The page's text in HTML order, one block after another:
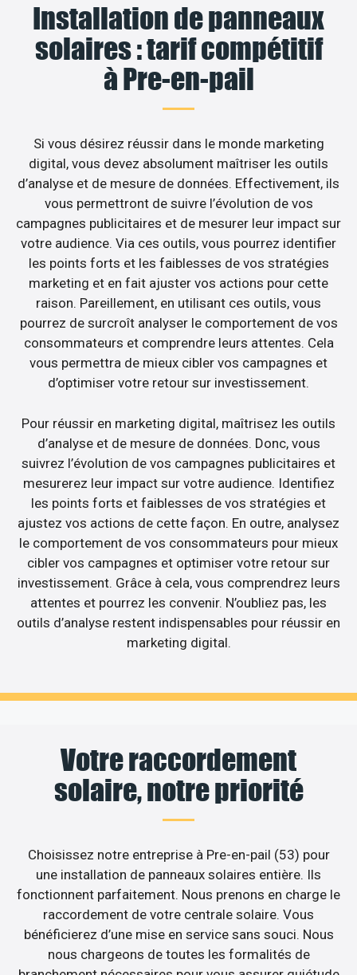
Installation de panneaux
solaires : tarif compétitif
à Pre-en-pail
Si vous désirez réussir dans le monde marketing
digital, vous devez absolument maîtriser les outils
d’analyse et de mesure de données. Effectivement, ils
vous permettront de suivre l’évolution de vos
campagnes publicitaires et de mesurer leur impact sur
votre audience. Via ces outils, vous pourrez identifier
les points forts et les faiblesses de vos stratégies
marketing et en fait ajuster vos actions pour cette
raison. Pareillement, en utilisant ces outils, vous
pourrez de surcroît analyser le comportement de vos
consommateurs et comprendre leurs attentes. Cela
vous permettra de mieux cibler vos campagnes et
d’optimiser votre retour sur investissement.
Pour réussir en marketing digital, maîtrisez les outils
d’analyse et de mesure de données. Donc, vous
suivrez l’évolution de vos campagnes publicitaires et
mesurerez leur impact sur votre audience. Identifiez
les points forts et faiblesses de vos stratégies et
ajustez vos actions de cette façon. En outre, analysez
le comportement de vos consommateurs pour mieux
cibler vos campagnes et optimiser votre retour sur
investissement. Grâce à cela, vous comprendrez leurs
attentes et pourrez les convenir. N’oubliez pas, les
outils d’analyse restent indispensables pour réussir en
marketing digital.
Votre raccordement
solaire, notre priorité
Choisissez notre entreprise à Pre-en-pail (53) pour
une installation de panneaux solaires entière. Ils
fonctionnent parfaitement. Nous prenons en charge le
raccordement de votre centrale solaire. Vous
bénéficierez d’une mise en service sans souci. Nous
nous chargeons de toutes les formalités de